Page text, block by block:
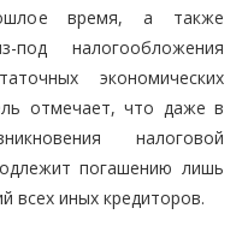
время, а также
под налогообложения
экономических
отмечает, что даже в
налоговой
погашению лишь
всех иных кредиторов.